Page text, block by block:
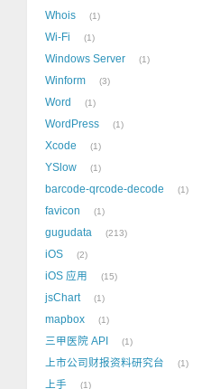
Whois 1
Wi-Fi 1
Windows Server 1
Winform 3
Word 1
WordPress 1
Xcode 1
YSlow 1
barcode-qrcode-decode 1
favicon 1
gugudata 213
iOS 2
iOS 应用 15
jsChart 1
mapbox 1
三甲医院 API 1
上市公司财报资料研究台 1
上手 1